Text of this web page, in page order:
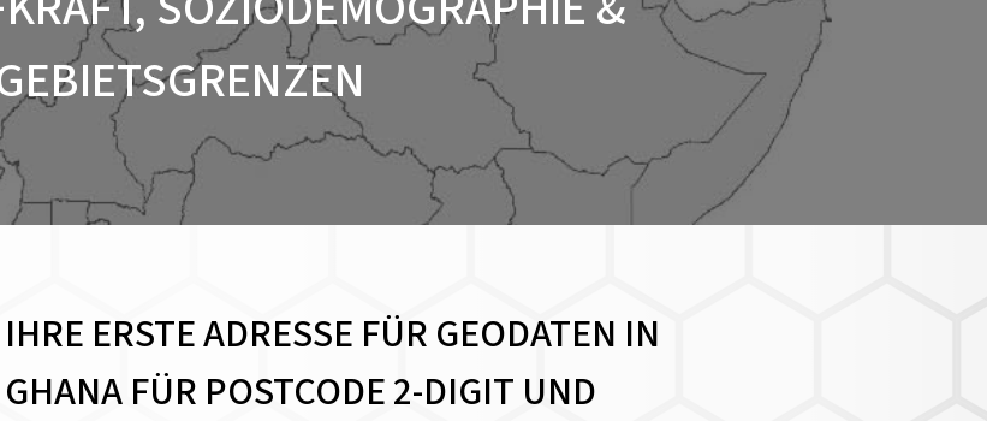
IHRE ERSTE ADRESSE FÜR GEODATEN IN
GHANA FÜR POSTCODE 2-DIGIT UND